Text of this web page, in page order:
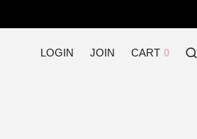
LOGIN JOIN CART 0